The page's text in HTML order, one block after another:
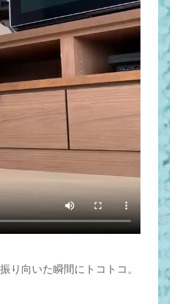
り向いた瞬間にトコトコ。